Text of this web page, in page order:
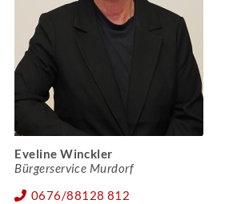
Eveline Winckler
Bürgerservice Murdorf
0676/88128 812